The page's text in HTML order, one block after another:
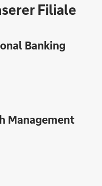
Filiale
Banking
Management